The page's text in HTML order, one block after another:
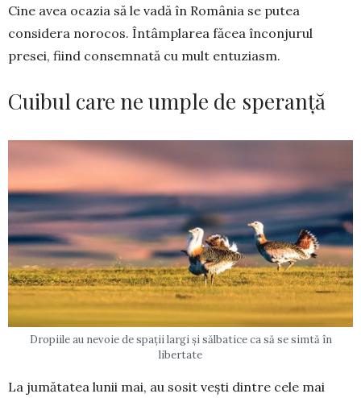
Cine avea ocazia să le vadă în România se putea
considera norocos. Întâmplarea făcea înconjurul
presei, fiind consemnată cu mult entuziasm.
Cuibul care ne umple de speranță
Dropiile au nevoie de spații largi și sălbatice ca să se simtă în
libertate
La jumătatea lunii mai, au sosit vești dintre cele mai